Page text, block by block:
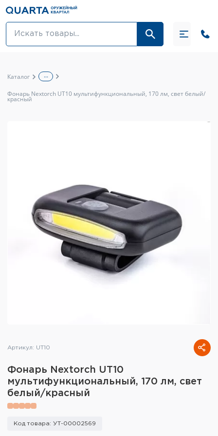
Оптовикам
Обувь
Тактическое снаряжение
Высокоточная стрельба
Спортивная стрельба
Кобуры и системы ношения
снаряжения
Каталог ...
Фонарь Nextorch UT10 мультифункциональный, 170 лм, свет белый/
красный
Артикул: UT10
Фонарь Nextorch UT10
мультифункциональный, 170 лм, свет
белый/красный
Код товара: УТ-00002569